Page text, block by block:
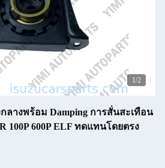
1/2
างพร้อม Damping การสั่นสะเทือน
100P 600P ELF ทดแทนโดยตรง